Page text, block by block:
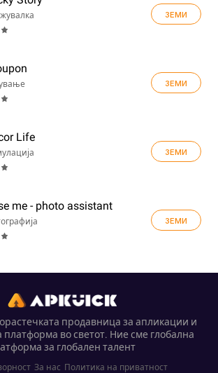
ЗЕМИ
ЗЕМИ
Life
ЗЕМИ
me - photo assistant
ЗЕМИ
продавница за апликации и
платформа во светот. Ние сме глобална
за глобален талент
За нас Политика на приватност